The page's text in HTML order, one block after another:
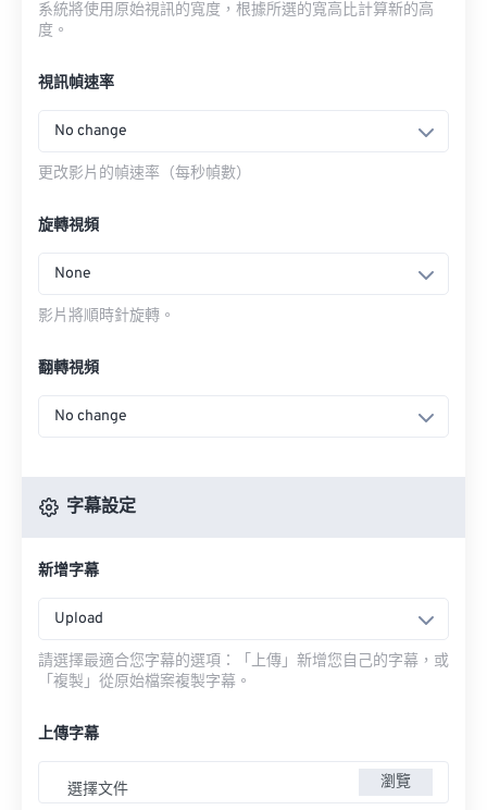
系統將使用原始視訊的寬度，根據所選的寬高比計算新的高
度。
視訊幀速率
No change
更改影片的幀速率（每秒幀數）
旋轉視頻
None
影片將順時針旋轉。
翻轉視頻
No change
字幕設定
新增字幕
Upload
請選擇最適合您字幕的選項：「上傳」新增您自己的字幕，或
「複製」從原始檔案複製字幕。
上傳字幕
選擇文件 瀏覽